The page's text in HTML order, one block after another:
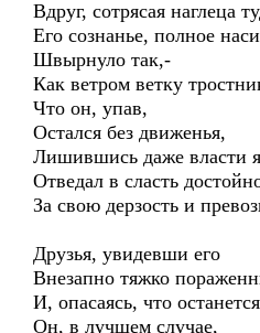
Вдруг, сотрясая наглеца
Его сознанье, полное
Швырнуло так,-
Как ветром ветку
Что он, упав,
Остался без движенья,
Лишившись даже власти
Отведал в сласть
За свою дерзость и
Друзья, увидевши его
Внезапно тяжко
И, опасаясь, что останется
Он, в лучшем случае,